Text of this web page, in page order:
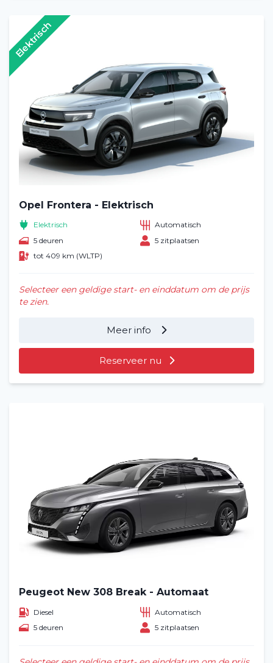
Opel Frontera - Elektrisch
Elektrisch
Automatisch
5 deuren
5 zitplaatsen
tot 409 km (WLTP)
Selecteer een geldige start- en einddatum om de prijs
te zien.
Meer info
Reserveer nu
Elektrisch
Peugeot New 308 Break - Automaat
Diesel
Automatisch
5 deuren
5 zitplaatsen